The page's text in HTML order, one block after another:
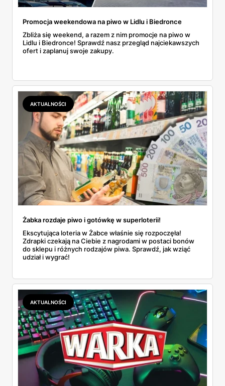
Promocja weekendowa na piwo w Lidlu i Biedronce
Zbliża się weekend, a razem z nim promocje na piwo w
Lidlu i Biedronce! Sprawdź nasz przegląd najciekawszych
ofert i zaplanuj swoje zakupy.
AKTUALNOŚCI
Żabka rozdaje piwo i gotówkę w superloterii!
Ekscytująca loteria w Żabce właśnie się rozpoczęła!
Zdrapki czekają na Ciebie z nagrodami w postaci bonów
do sklepu i różnych rodzajów piwa. Sprawdź, jak wziąć
udział i wygrać!
AKTUALNOŚCI